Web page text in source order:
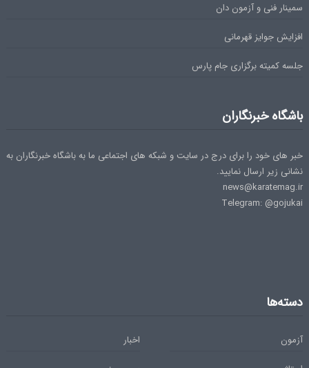
سمینار فنی و آزمون دان
افزایش جوایز قهرمانی
جلسه کمیته برگزاری جام پارس
باشگاه خبرنگاران
خبر های خود را برای درج در سایت و شبکه های اجتماعی ما به باشگاه خبرنگاران به
نشانی زیر ارسال نمایید.
news@karatemag.ir
Telegram: @gojukai
دسته‌ها
آزمون
اخبار